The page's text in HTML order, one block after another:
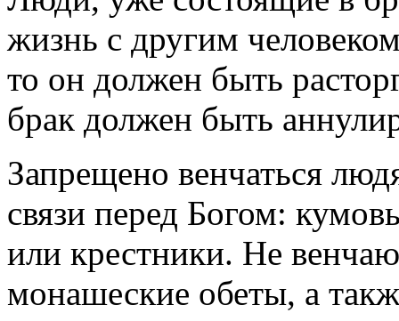
жизнь с другим
то он должен быть
брак должен быть
Запрещено венчаться
связи перед Богом:
или крестники. Не
монашеские обеты, а